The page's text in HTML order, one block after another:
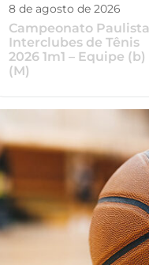
8 de agosto de 2026
Campeonato Paulista
Interclubes de Tênis
2026 1m1 – Equipe (b)
(M)